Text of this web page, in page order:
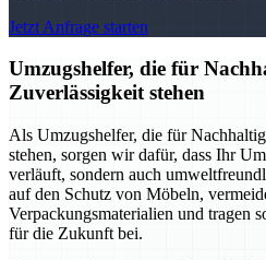
Jetzt Anfrage starten
Umzugshelfer, die für
Zuverlässigkeit stehen
Als Umzugshelfer, die für
stehen, sorgen wir dafür, dass Ihr
verläuft, sondern auch
auf den Schutz von Möbeln,
Verpackungsmaterialien und tragen
für die Zukunft bei.